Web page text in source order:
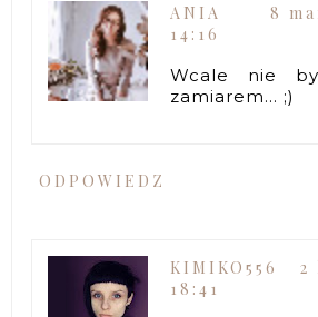
ANIA
8
14:16
Wcale nie
zamiarem... ;)
ODPOWIEDZ
KIMIKO556
2
18:41